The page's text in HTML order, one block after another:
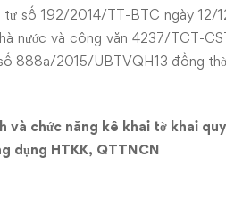
tư số 192/2014/TT-BTC ngày 12/
nước và công văn 4237/TCT-
888a/2015/UBTVQH13 đồng
và chức năng kê khai tờ khai
dụng HTKK, QTTNCN